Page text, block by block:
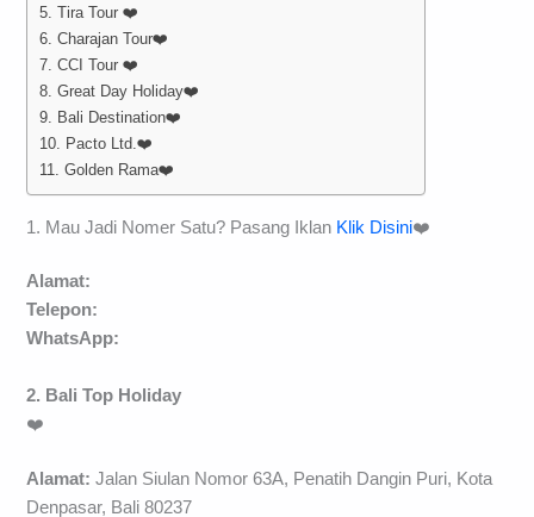
5. Tira Tour ❤️
6. Charajan Tour❤️
7. CCI Tour ❤️
8. Great Day Holiday❤️
9. Bali Destination❤️
10. Pacto Ltd.❤️
11. Golden Rama❤️
1. Mau Jadi Nomer Satu? Pasang Iklan Klik Disini❤️
Alamat:
Telepon:
WhatsApp:
2. Bali Top Holiday
❤️
Alamat: Jalan Siulan Nomor 63A, Penatih Dangin Puri, Kota
Denpasar, Bali 80237